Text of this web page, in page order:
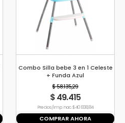
Combo Silla bebe 3 en 1 Celeste
+ Funda Azul
$ 58.135,29
$ 49.415
Precio s/imp. nac. $ 40.838,84
COMPRAR AHORA